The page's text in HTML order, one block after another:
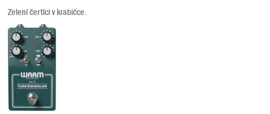
Zelení čertíci v krabičce.